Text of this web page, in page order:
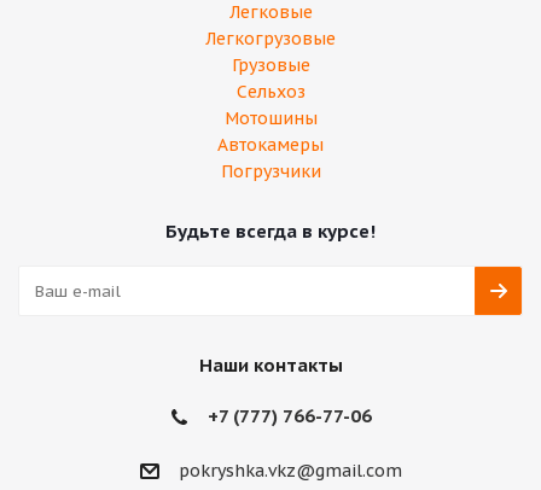
Легковые
Легкогрузовые
Грузовые
Сельхоз
Мотошины
Автокамеры
Погрузчики
Будьте всегда в курсе!
Наши контакты
+7 (777) 766-77-06
pokryshka.vkz@gmail.com